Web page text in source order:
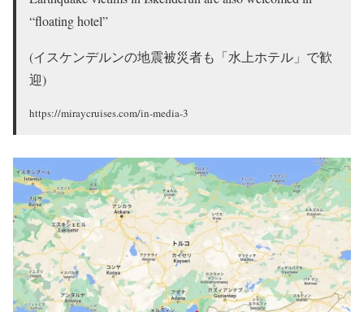
大な被害が出ているトルコで、クルーズ船を被災者の避難
クルーズ船を所有するMiray Cruisesの掲載記事
Earthquake victims in Iskenderun are also welcomed in
(イスケンデルンの地震被災者も「水上ホテル」で歓
迎)
https://miraycruises.com/in-media-3